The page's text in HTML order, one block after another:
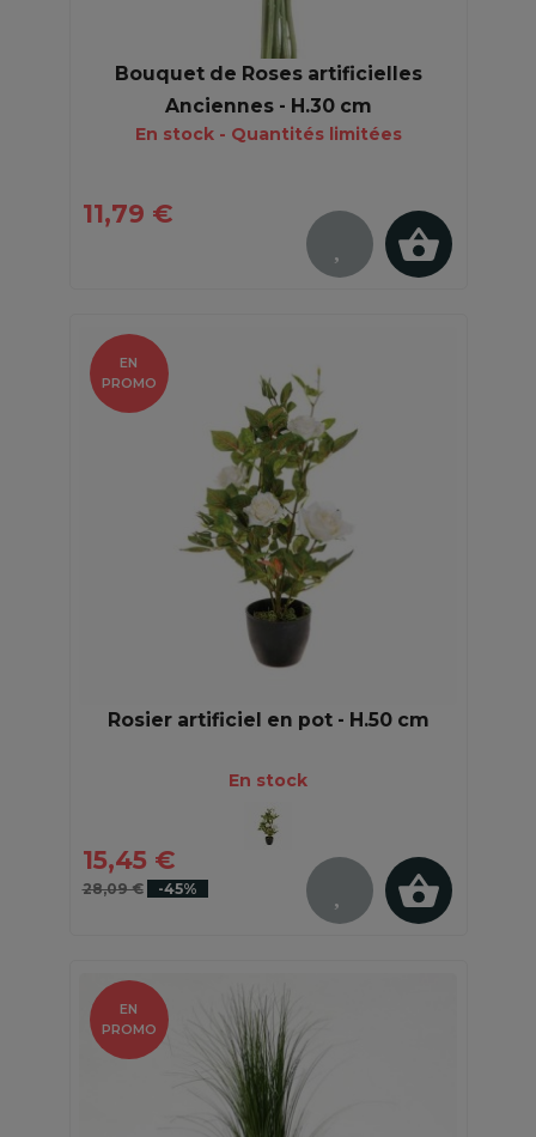
Bouquet de Roses artificielles
Anciennes - H.30 cm
En stock - Quantités limitées
11,79 €
Rosier artificiel en pot - H.50 cm
En stock
15,45 €
28,09 € -45%
EN
PROMO
EN
PROMO